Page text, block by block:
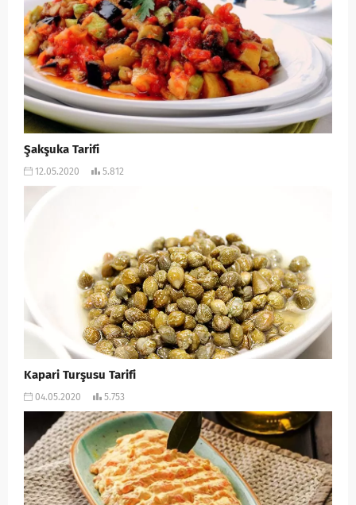
Şakşuka Tarifi
12.05.2020 5.812
Kapari Turşusu Tarifi
04.05.2020 5.753